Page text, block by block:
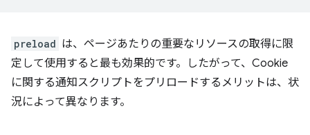
preload は、ページあたりの重要なリソースの取得に限
定して使用すると最も効果的です。したがって、Cookie
に関する通知スクリプトをプリロードするメリットは、状
況によって異なります。